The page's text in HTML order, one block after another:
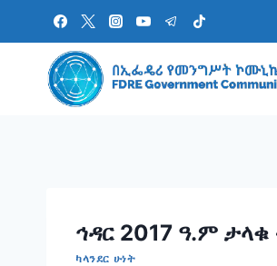
content
ኅዳር 2017 ዓ.ም
ካላንደር ሁነት